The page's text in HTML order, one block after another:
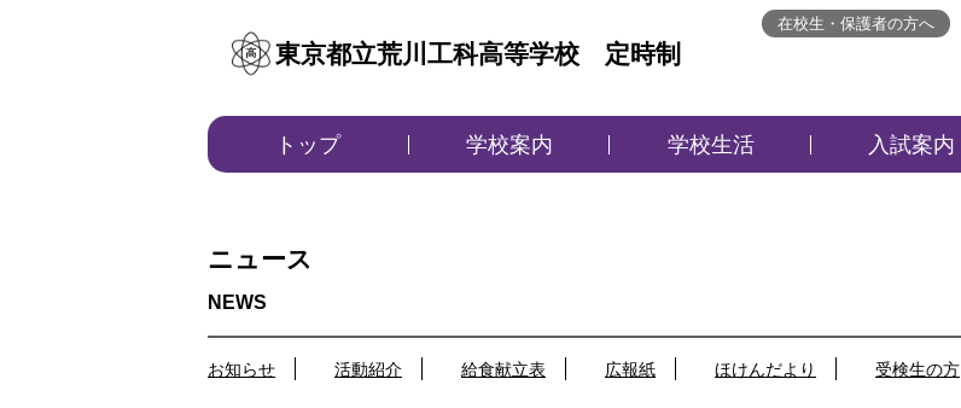
東京都立荒川工科高等学校 定時制
トップ 学校案内 学校生活 入試案内
在校生・保護者の方へ
ニュース
お知らせ 活動紹介 給食献立表 広報紙 ほけんだより 受検生の方